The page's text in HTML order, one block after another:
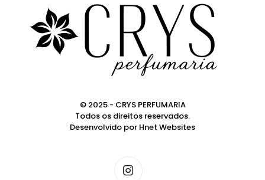
© 2025 - CRYS PERFUMARIA
Todos os direitos reservados.
Desenvolvido por Hnet Websites